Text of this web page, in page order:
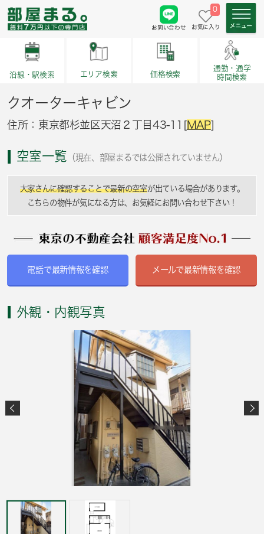
お問い合わせ
0
お気に入り
沿線・駅検索 エリア検索 価格検索
通勤・通学
時間検索
クオーターキャビン
住所：東京都杉並区天沼２丁目43-11[MAP]
空室一覧 （現在、部屋まるでは公開されていません）
大家さんに確認することで最新の空室が出ている場合があります。
こちらの物件が気になる方は、お気軽にお問い合わせ下さい！
電話で最新情報を確認 メールで最新情報を確認
外観・内観写真